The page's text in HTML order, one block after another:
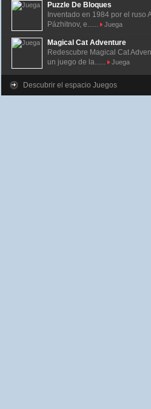
Puzzle De Bloques
Inventado en 1984 por el ruso
Pázhitnov, e......
Juega
Magical Cat Adventure
Redescubre Magical Cat
un juego de la......
Juega
Descubrir el espacio Juegos